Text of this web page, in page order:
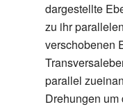
dargestellte
zu ihr
verschobenen
parallel
Drehungen